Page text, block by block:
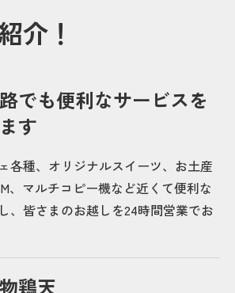
介！
でも便利なサービスを
す
各種、オリジナルスイーツ、お土産
、マルチコピー機など近くて便利な
、皆さまのお越しを24時間営業でお
鶏天